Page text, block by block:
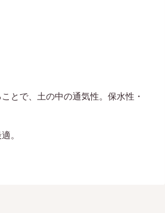
とで、土の中の通気性。保水性・
。